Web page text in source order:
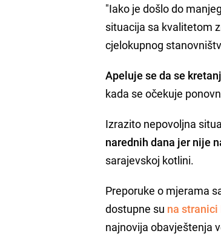
"Iako je došlo do
situacija sa kvalitetom
cjelokupnog
Apeluje se da se
kada se očekuje
Izrazito nepovoljna
narednih dana jer nije
sarajevskoj kotlini.
Preporuke o mjerama
dostupne su na
najnovija obavještenja